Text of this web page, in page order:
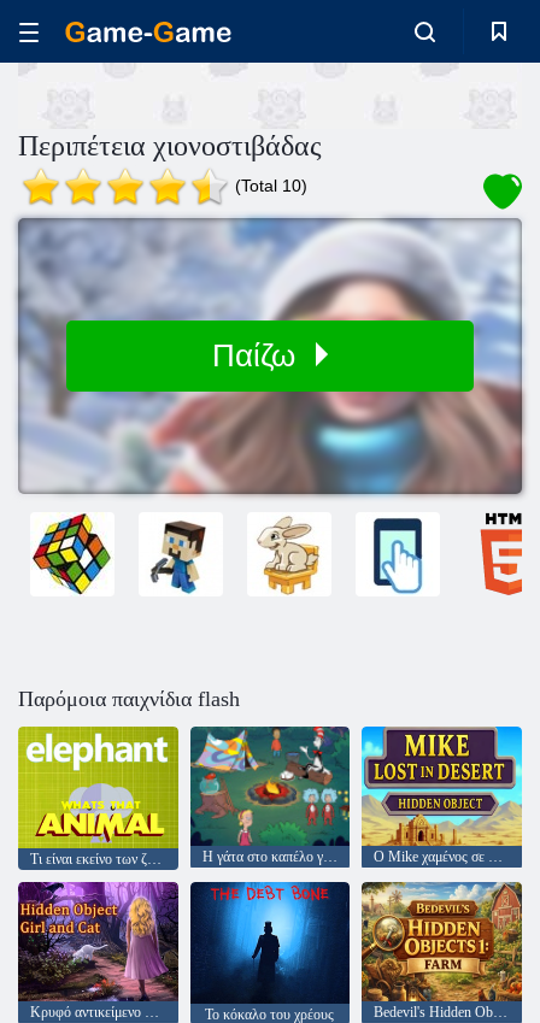
Περιπέτεια χιονοστιβάδας
(Total 10)
Παίζω
Παρόμοια παιχνίδια flash
Τι είναι εκείνο των ζώων Η γάτα στο καπέλο γνωρίζει πολλά γι 'αυτό! ώρα στρατόπεδο Ο Mike χαμένος σε κρυφό αντικείμενο στην έρημο
Κρυφό αντικείμενο Κορίτσι και Γάτα Το κόκαλο του χρέους Bedevil's Hidden Objects 1: Farm